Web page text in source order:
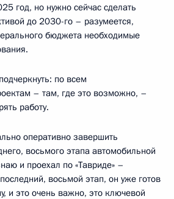
год, но нужно сейчас сделать
до 2030-го – разумеется,
бюджета необходимые
по всем
– там, где это возможно, –
работу.
оперативно завершить
восьмого этапа автомобильной
и проехал по «Тавриде» –
восьмой этап, он уже готов
и это очень важно, это ключевой